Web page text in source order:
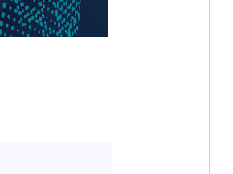
사과…"제가 틀렸습니다"
"창 3개 띄워도 답답함 없네"…'폴드8 울트